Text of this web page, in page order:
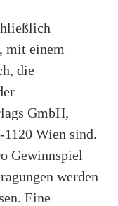
mit einem
die
GmbH,
1120 Wien sind.
Gewinnspiel
werden
Eine